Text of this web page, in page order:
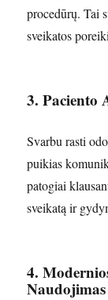
procedūrų. Tai
sveikatos
3. Paciento
Svarbu rasti
puikias
patogiai
sveikatą ir
4.
Naudojimas